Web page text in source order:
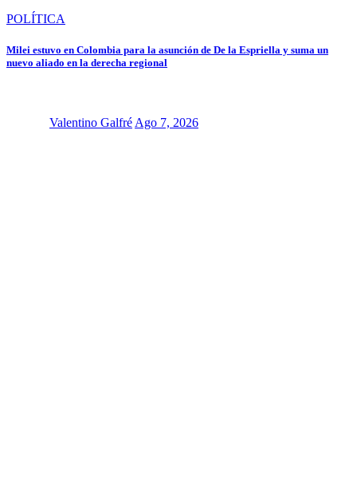
POLÍTICA
Milei estuvo en Colombia para la asunción de De la Espriella y suma un
nuevo aliado en la derecha regional
Valentino GalfréAgo 7, 2026